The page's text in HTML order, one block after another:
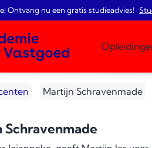
Ontvang nu een gratis studieadvies!
Martijn Schravenmade
Schravenmade